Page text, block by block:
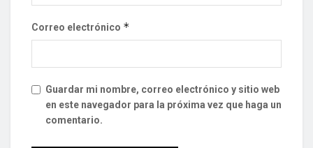
Correo electrónico *
Guardar mi nombre, correo electrónico y sitio web
en este navegador para la próxima vez que haga un
comentario.